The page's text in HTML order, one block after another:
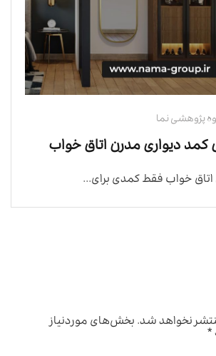
پژوهشی نما
دیواری مدرن اتاق خواب
خواب فقط کمدی برای...
نخواهد شد.بخش‌های موردنیاز
*